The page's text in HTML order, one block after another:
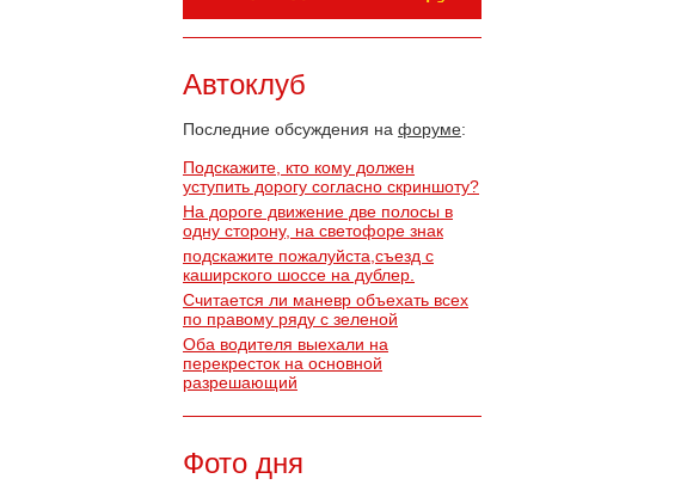
Автоклуб
Последние обсуждения на форуме:
Подскажите, кто кому должен
уступить дорогу согласно скриншоту?
На дороге движение две полосы в
одну сторону, на светофоре знак
подскажите пожалуйста,съезд с
каширского шоссе на дублер.
Считается ли маневр объехать всех
по правому ряду с зеленой
Оба водителя выехали на
перекресток на основной
разрешающий
Фото дня